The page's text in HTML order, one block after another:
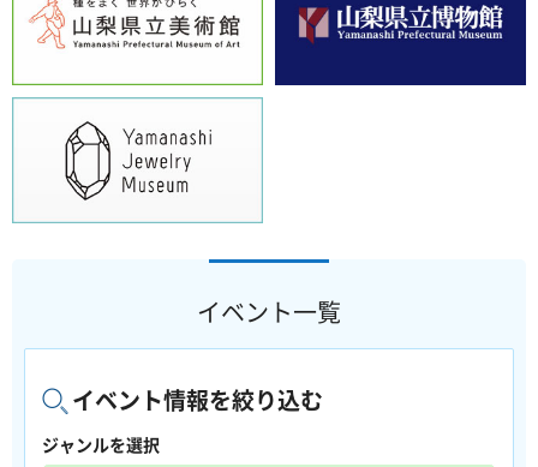
イベント一覧
イベント情報を絞り込む
ジャンルを選択